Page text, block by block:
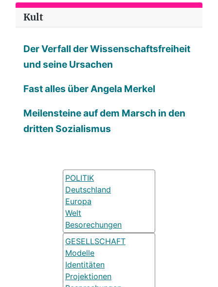
Kult
Der Verfall der Wissenschaftsfreiheit
und seine Ursachen
Fast alles über Angela Merkel
Meilensteine auf dem Marsch in den
dritten Sozialismus
POLITIK
Deutschland
Europa
Welt
Besorechungen
GESELLSCHAFT
Modelle
Identitäten
Projektionen